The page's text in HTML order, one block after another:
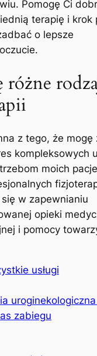
Pomogę Ci
terapię i krok
o lepsze
różne
z tego, że mogę
kompleksowych
moich
w zapewnianiu
opieki
i pomocy
usługi